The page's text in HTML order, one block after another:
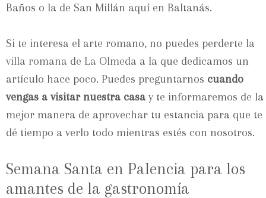
Baños o la de San Millán aquí en Baltanás.
Si te interesa el arte romano, no puedes perderte la
villa romana de La Olmeda a la que dedicamos un
artículo hace poco. Puedes preguntarnos cuando
vengas a visitar nuestra casa y te informaremos de la
mejor manera de aprovechar tu estancia para que te
dé tiempo a verlo todo mientras estés con nosotros.
Semana Santa en Palencia para los
amantes de la gastronomía